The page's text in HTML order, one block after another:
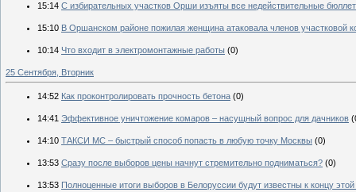
15:14 С избирательных участков Орши изъяты все недействительные
15:10 В Оршанском районе пожилая женщина атаковала членов участковой
10:14 Что входит в электромонтажные работы (0)
25 Сентября, Вторник
14:52 Как проконтролировать прочность бетона (0)
14:41 Эффективное уничтожение комаров – насущный вопрос для дачников
14:10 ТАКСИ МС – быстрый способ попасть в любую точку Москвы (0)
13:53 Сразу после выборов цены начнут стремительно подниматься? (0)
13:53 Полноценные итоги выборов в Белоруссии будут известны к концу